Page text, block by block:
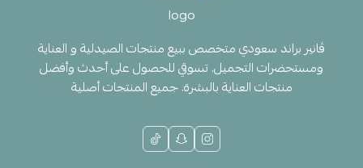
ڤانير براند سعودي متخصص ببيع منتجات الصيدلية و العناية
ومستحضرات التجميل. تسوقي للحصول على أحدث وأفضل
منتجات العناية بالبشرة. جميع المنتجات أصلية